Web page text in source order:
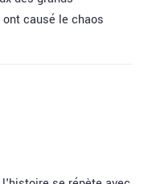
causé le chaos